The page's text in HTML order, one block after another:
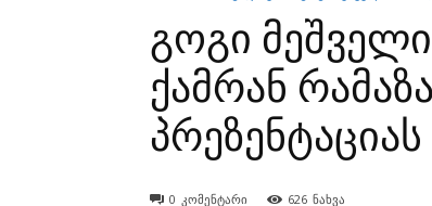
გოგი
ქამრან
0 კომენტარი 626 ნახვა